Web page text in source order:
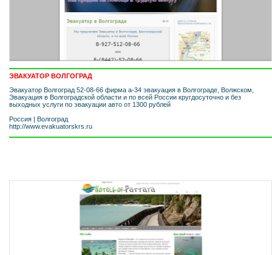
ЭВАКУАТОР ВОЛГОГРАД
Эвакуатор Волгоград 52-08-66 фирма а-34 эвакуация в Волгограде, Волжском,
Эвакуация в Волгоградской области и по всей России кругдосуточно и без
выходных услуги по эвакуации авто от 1300 рублей
Россия | Волгоград
http://www.evakuatorskrs.ru